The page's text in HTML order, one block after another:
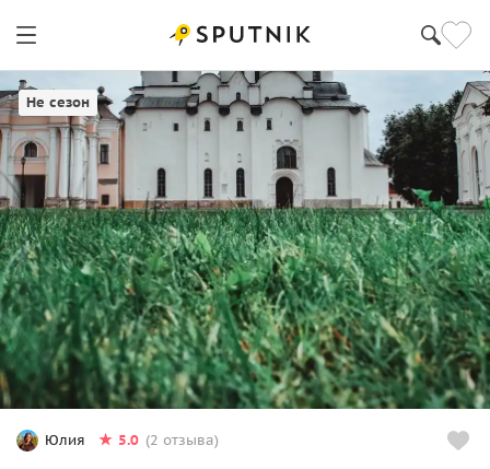
Не сезон
Юлия 5.0 (2 отзыва)